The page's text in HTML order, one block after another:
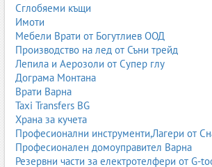
инструменти – пневматични гайковерти,
машини за гуми и др.
Основни видове компресори:
Бутални компресори– подходящи за
Винтови компресори
работа;
Компресори с ресивер
Пневматични линии и филтри
на инструментите.
Пневматичната система трябва да бъде
Сглобяеми къщи
Имоти
Мебели Врати от Богутлиев ООД
Производство на лед от Съни трейд
Лепила и Аерозоли от Супер глу
Дограма Монтана
Врати Варна
Taxi Transfers BG
Храна за кучета
Професионални инструменти,Лагери от
Професионален домоуправител Варна
Резервни части за електротелфери от G-